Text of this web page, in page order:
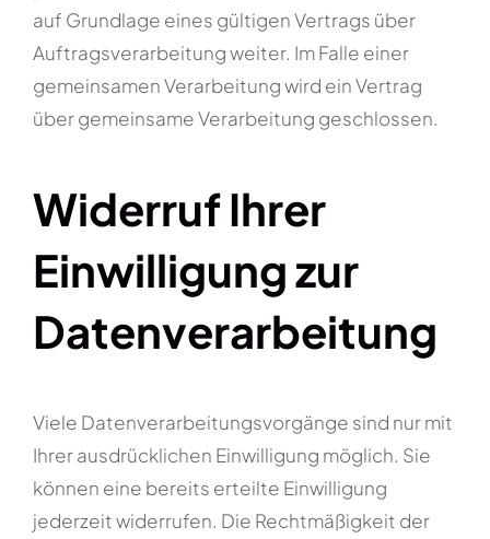
auf Grundlage eines gültigen Vertrags über
Auftragsverarbeitung weiter. Im Falle einer
gemeinsamen Verarbeitung wird ein Vertrag
über gemeinsame Verarbeitung geschlossen.
Widerruf Ihrer
Einwilligung zur
Datenverarbeitung
Viele Datenverarbeitungsvorgänge sind nur mit
Ihrer ausdrücklichen Einwilligung möglich. Sie
können eine bereits erteilte Einwilligung
jederzeit widerrufen. Die Rechtmäßigkeit der